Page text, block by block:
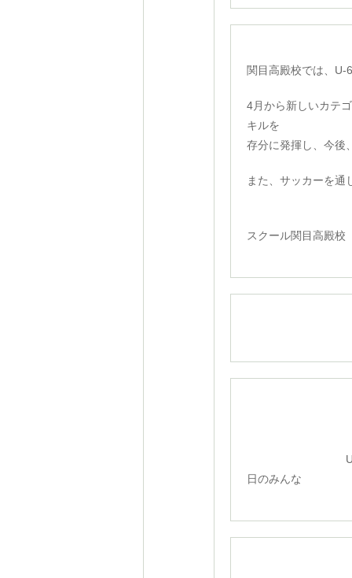
関目高殿校では、U-
4月から新しいカテ
キルを
存分に発揮し、今後
また、サッカーを通
スクール関目高殿校
U-6クラ
日のみんな